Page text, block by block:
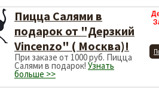
Пицца Салями в
подарок от "Дерзкий
Vincenzo" ( Москва)!
При заказе от 1000 руб. Пицца
Салями в подарок! Узнать
больше >>